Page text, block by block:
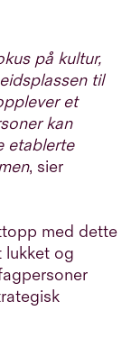
på kultur,
til
et
kan
etablerte
, sier
med dette
lukket og